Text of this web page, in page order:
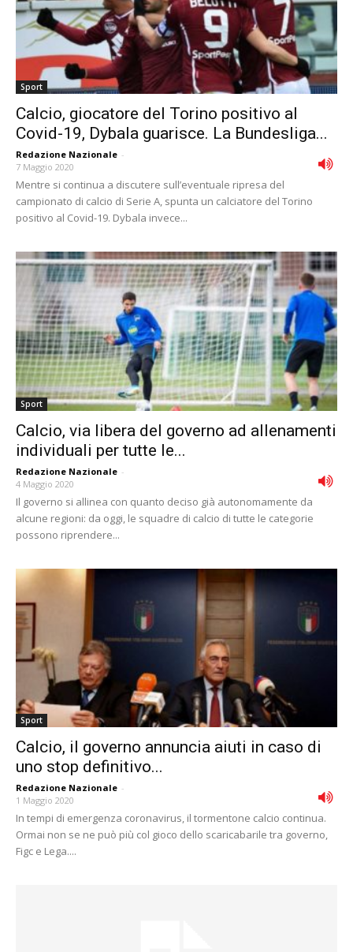
Sport
Calcio, giocatore del Torino positivo al
Covid-19, Dybala guarisce. La Bundesliga...
Redazione Nazionale -
7 Maggio 2020
Mentre si continua a discutere sull’eventuale ripresa del
campionato di calcio di Serie A, spunta un calciatore del Torino
positivo al Covid-19. Dybala invece...
Sport
Calcio, via libera del governo ad allenamenti
individuali per tutte le...
Redazione Nazionale -
4 Maggio 2020
Il governo si allinea con quanto deciso già autonomamente da
alcune regioni: da oggi, le squadre di calcio di tutte le categorie
possono riprendere...
Sport
Calcio, il governo annuncia aiuti in caso di
uno stop definitivo...
Redazione Nazionale -
1 Maggio 2020
In tempi di emergenza coronavirus, il tormentone calcio continua.
Ormai non se ne può più col gioco dello scaricabarile tra governo,
Figc e Lega....